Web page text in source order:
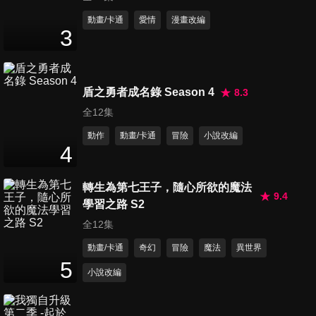
24分鐘
第126集 最終舞台
24
3
動畫/卡通 愛情 漫畫改編
4
盾之勇者成名錄 Season 4
8.3
全12集
動作 動畫/卡通 冒險 小說改編
5
轉生為第七王子，隨心所欲的魔法
學習之路 S2
9.4
全12集
動畫/卡通 奇幻 冒險 魔法 異世界
小說改編